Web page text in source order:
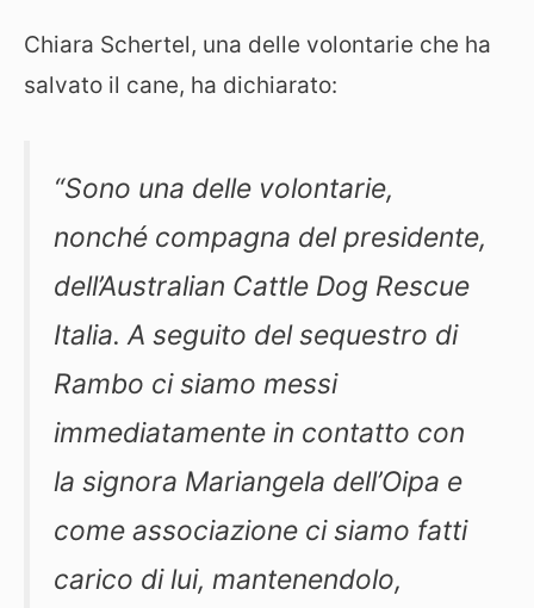
Chiara Schertel, una delle volontarie che ha
salvato il cane, ha dichiarato:
“Sono una delle volontarie,
nonché compagna del presidente,
dell’Australian Cattle Dog Rescue
Italia. A seguito del sequestro di
Rambo ci siamo messi
immediatamente in contatto con
la signora Mariangela dell’Oipa e
come associazione ci siamo fatti
carico di lui, mantenendolo,